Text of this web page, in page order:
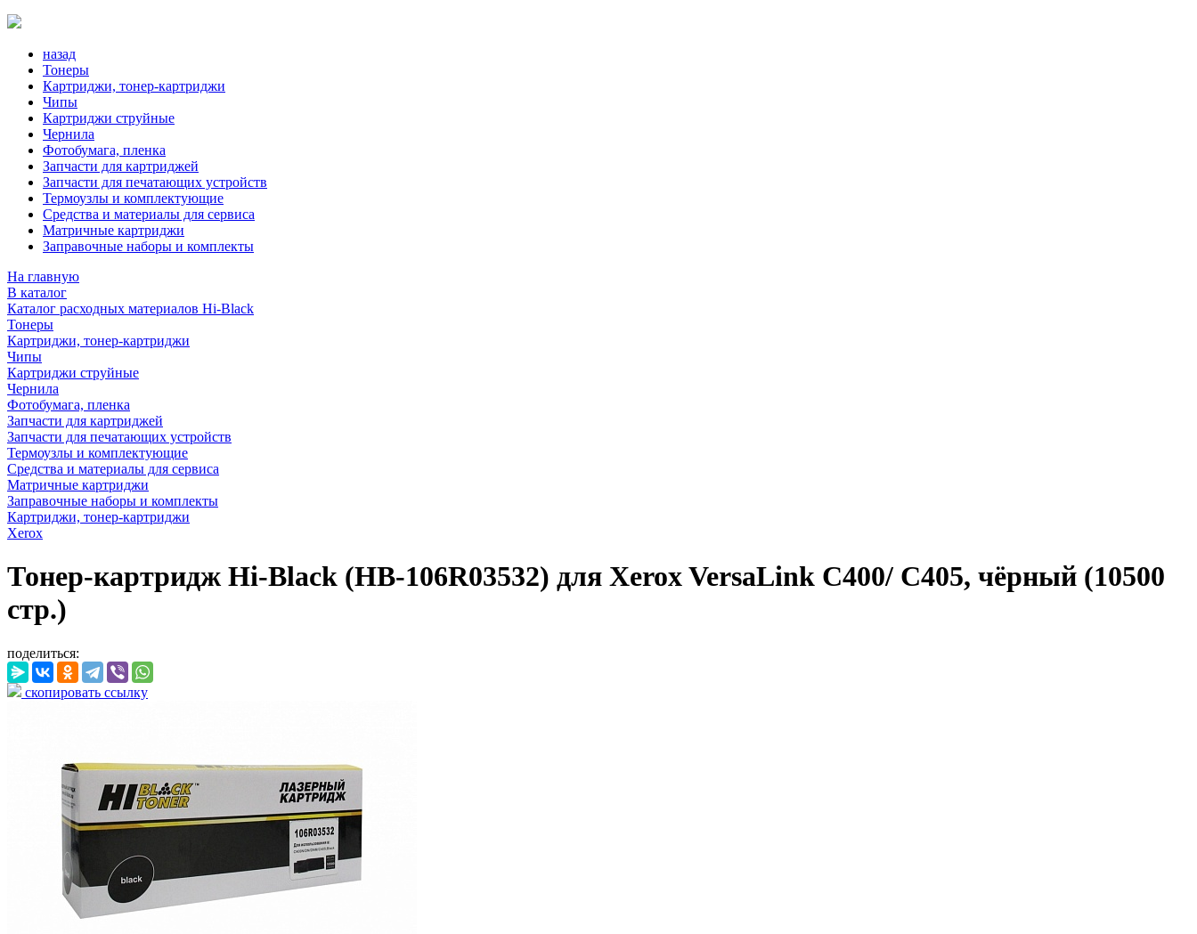
назад
Тонеры
Картриджи, тонер-картриджи
Чипы
Картриджи струйные
Чернила
Фотобумага, пленка
Запчасти для картриджей
Запчасти для печатающих устройств
Термоузлы и комплектующие
Средства и материалы для сервиса
Матричные картриджи
Заправочные наборы и комплекты
На главную
В каталог
Каталог расходных материалов Hi-Black
Тонеры
Картриджи, тонер-картриджи
Чипы
Картриджи струйные
Чернила
Фотобумага, пленка
Запчасти для картриджей
Запчасти для печатающих устройств
Термоузлы и комплектующие
Средства и материалы для сервиса
Матричные картриджи
Заправочные наборы и комплекты
Картриджи, тонер-картриджи
Xerox
Тонер-картридж Hi-Black (HB-106R03532) для Xerox VersaLink C400/ C405, чёрный (10500
стр.)
поделиться:
скопировать ссылку